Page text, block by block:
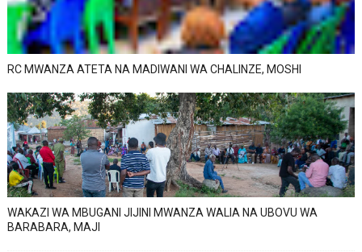
RC MWANZA ATETA NA MADIWANI WA CHALINZE, MOSHI
WAKAZI WA MBUGANI JIJINI MWANZA WALIA NA UBOVU WA
BARABARA, MAJI